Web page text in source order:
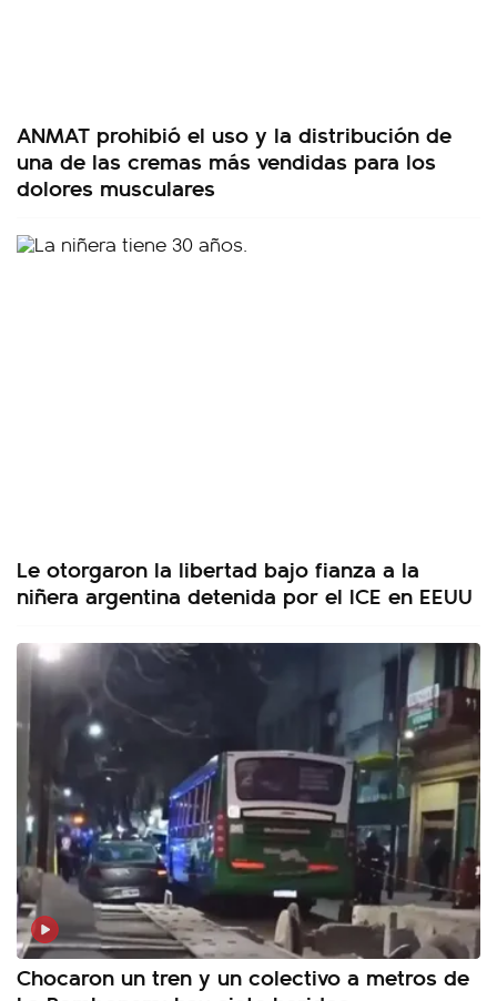
ANMAT prohibió el uso y la distribución de
una de las cremas más vendidas para los
dolores musculares
Le otorgaron la libertad bajo fianza a la
niñera argentina detenida por el ICE en EEUU
Chocaron un tren y un colectivo a metros de